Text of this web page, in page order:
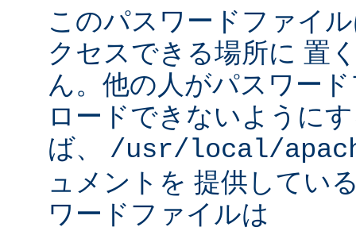
このパスワードファイ
クセスできる場所に 置
ん。他の人がパスワー
ロードできないように
ば、 /usr/local/
ュメントを 提供してい
ワードファイルは